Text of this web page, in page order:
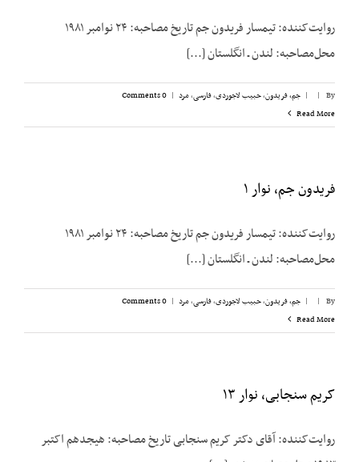
روایت‌کننده: تیمسار فریدون جم تاریخ مصاحبه: ۲۴ نوامبر ۱۹۸۱
محل‌مصاحبه: لندن ـ انگلستان [...]
By
|
| جم، فریدون,حبیب لاجوردی,فارسی,مرد |
0 Comments
Read More
فریدون جم، نوار ۱
روایت‌کننده: تیمسار فریدون جم تاریخ مصاحبه: ۲۴ نوامبر ۱۹۸۱
محل‌مصاحبه: لندن ـ انگلستان [...]
By
|
| جم، فریدون,حبیب لاجوردی,فارسی,مرد |
0 Comments
Read More
کریم سنجابی، نوار ۱۳
روایت‌‌کننده: آقای دکتر کریم سنجابی تاریخ مصاحبه: هیجدهم اکتبر